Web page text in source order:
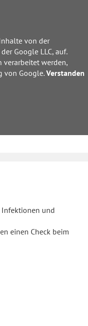
von der
Google LLC, auf.
verarbeitet werden,
von Google.Verstanden
und
einen Check beim